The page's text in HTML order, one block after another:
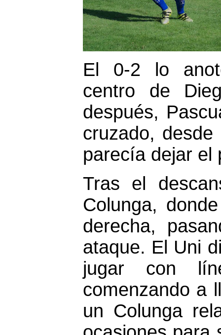
El 0-2 lo
centro de
después,
cruzado,
parecía dejar el
Tras el
Colunga,
derecha,
ataque. El Uni
jugar con
comenzando a
un Colunga